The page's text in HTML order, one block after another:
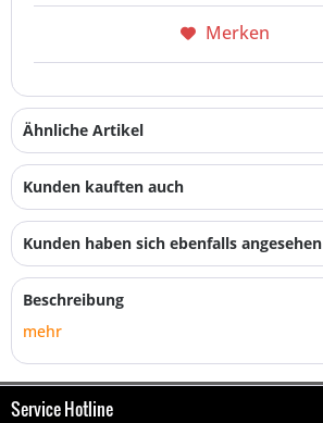
Merken
Ähnliche Artikel
Kunden kauften auch
Kunden haben sich ebenfalls angesehen
Beschreibung
mehr
Service Hotline